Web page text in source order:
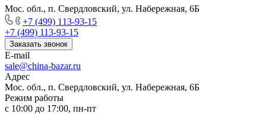
Мос. обл., п. Свердловский, ул. Набережная, 6Б
+7 (499) 113-93-15
+7 (499) 113-93-15
Заказать звонок
E-mail
sale@china-bazar.ru
Адрес
Мос. обл., п. Свердловский, ул. Набережная, 6Б
Режим работы
c 10:00 до 17:00, пн-пт